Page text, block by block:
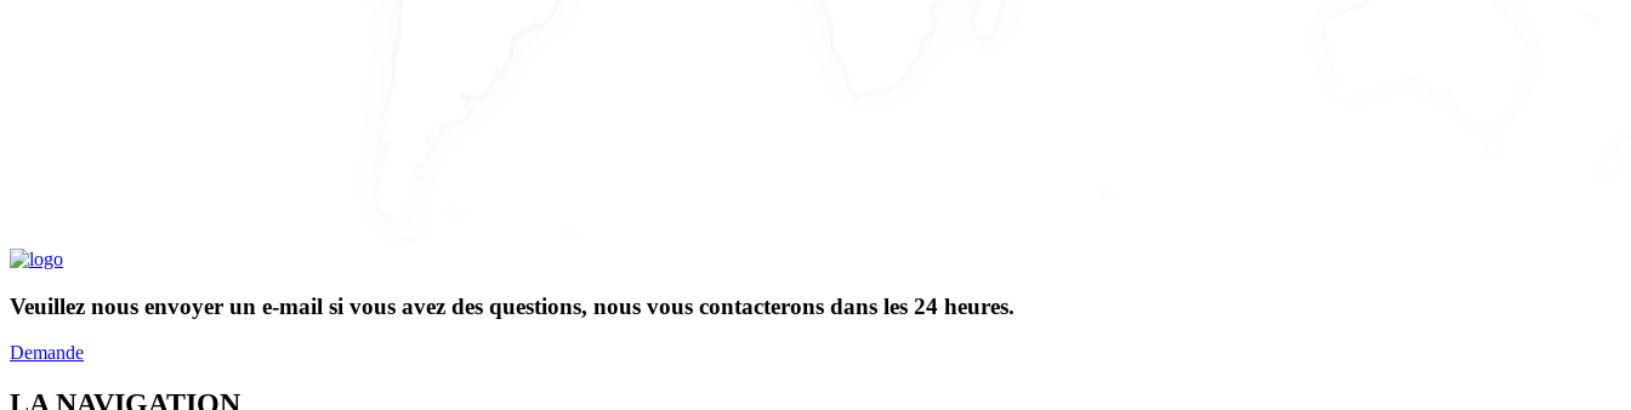
Veuillez nous envoyer un e-mail si vous avez des questions, nous vous contacterons dans les 24 heures.
Demande